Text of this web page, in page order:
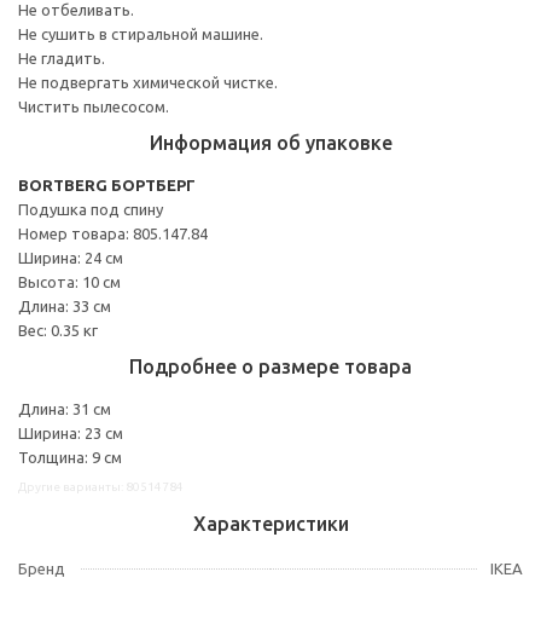
Не отбеливать.
Не сушить в стиральной машине.
Не гладить.
Не подвергать химической чистке.
Чистить пылесосом.
Информация об упаковке
BORTBERG БОРТБЕРГ
Подушка под спину
Номер товара: 805.147.84
Ширина: 24 см
Высота: 10 см
Длина: 33 см
Вес: 0.35 кг
Подробнее о размере товара
Длина: 31 см
Ширина: 23 см
Толщина: 9 см
Характеристики
Бренд IKEA